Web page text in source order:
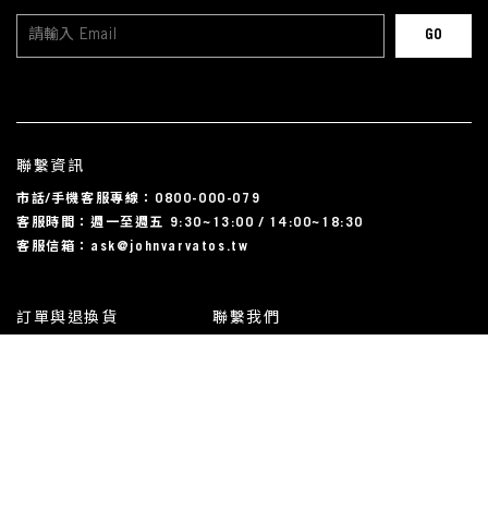
訂單與退換貨 聯繫我們
聯繫資訊
市話/手機客服專線：0800-000-079
客服時間：週一至週五 9:30~13:00 / 14:00~18:30
客服信箱：ask@johnvarvatos.tw